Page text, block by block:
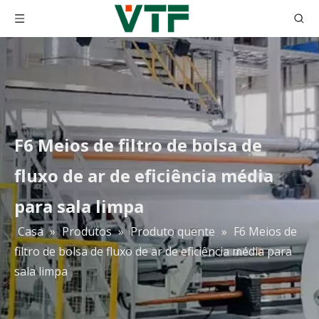
F6 Meios de filtro de bolsa de
fluxo de ar de eficiência média
para sala limpa
Casa » Produtos » Produto quente » F6 Meios de
filtro de bolsa de fluxo de ar de eficiência média para
sala limpa
H10 H11 H12 H13 H14 Purificador de ar Hepa Meio filtrante Papel de fibra de vidro Papel de filtro de fibra de vidro HEPA 0,3 mícrons Filtro de papel Hepa plissado Filtro Hepa 99,99%